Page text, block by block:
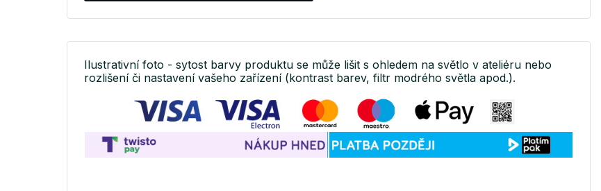
Ilustrativní foto - sytost barvy produktu se může lišit s ohledem na světlo v ateliéru nebo
rozlišení či nastavení vašeho zařízení (kontrast barev, filtr modrého světla apod.).